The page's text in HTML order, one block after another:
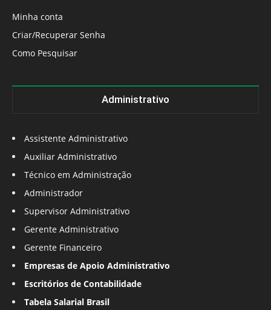
Minha conta
Criar/Recuperar Senha
Como Pesquisar
Administrativo
Assistente Administrativo
Auxiliar Administrativo
Técnico em Administração
Administrador
Supervisor Administrativo
Gerente Administrativo
Gerente Financeiro
Empresas de Apoio Administrativo
Escritórios de Contabilidade
Tabela Salarial Brasil